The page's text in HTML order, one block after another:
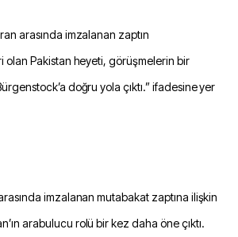
arasında imzalanan zaptın
olan Pakistan heyeti, görüşmelerin bir
doğru yola çıktı.” ifadesine yer
imzalanan mutabakat zaptına ilişkin
arabulucu rolü bir kez daha öne çıktı.